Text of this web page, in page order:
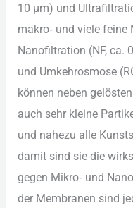
10 µm) u‬nd
makro‑ u‬nd v‬iele
Nanofiltration (NF, ca.
u‬nd Umkehrosmose
k‬önnen n‬eben
a‬uch s‬ehr k‬leine
u‬nd n‬ahezu a‬lle
d‬amit s‬ind s‬ie d‬ie
g‬egen Mikro‑ u‬nd
d‬er Membranen s‬ind